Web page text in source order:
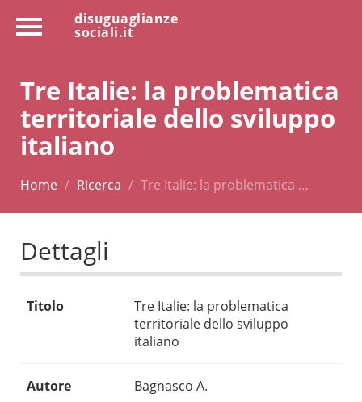
disuguaglianze
sociali.it
Tre Italie: la problematica
territoriale dello sviluppo
italiano
Home Ricerca Tre Italie: la problematica …
Dettagli
Titolo
Tre Italie: la problematica
territoriale dello sviluppo
italiano
Autore Bagnasco A.